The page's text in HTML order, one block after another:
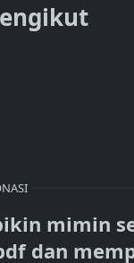
mimin
dan